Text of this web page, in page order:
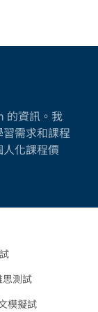
的資訊。我
需求和課程
化課程價
思測試
模擬試